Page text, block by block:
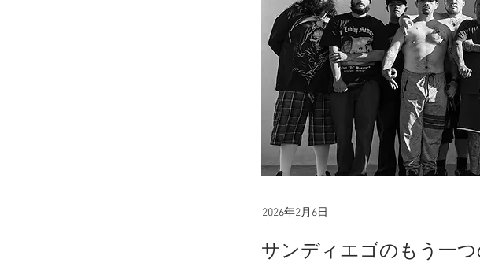
2026年2月6日
サンディエゴのもう一